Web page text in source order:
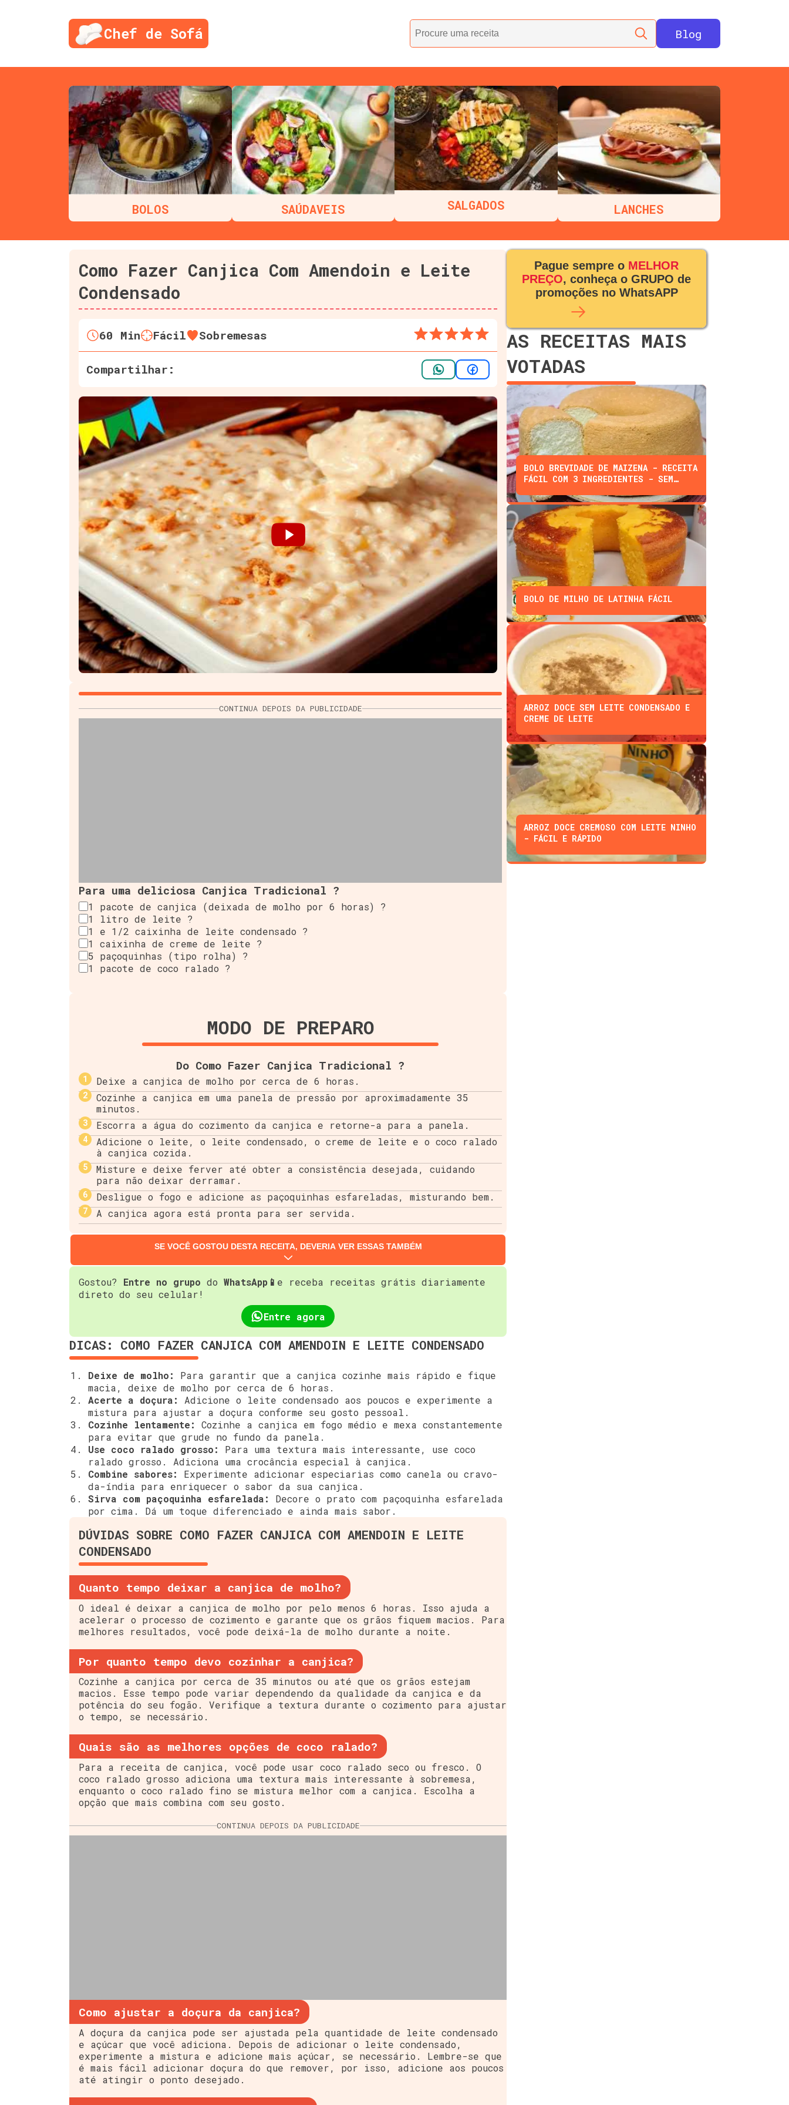
Chef de Sofá Blog
BOLOS SAÚDAVEIS SALGADOS LANCHES
Como Fazer Canjica Com Amendoin e Leite
Condensado
60 Min Fácil Sobremesas
Compartilhar:
CONTINUA DEPOIS DA PUBLICIDADE
Para uma deliciosa Canjica Tradicional ?
1 pacote de canjica (deixada de molho por 6 horas) ?
1 litro de leite ?
1 e 1/2 caixinha de leite condensado ?
1 caixinha de creme de leite ?
5 paçoquinhas (tipo rolha) ?
1 pacote de coco ralado ?
MODO DE PREPARO
Do Como Fazer Canjica Tradicional ?
Deixe a canjica de molho por cerca de 6 horas.
Cozinhe a canjica em uma panela de pressão por aproximadamente 35
minutos.
Escorra a água do cozimento da canjica e retorne-a para a panela.
Adicione o leite, o leite condensado, o creme de leite e o coco ralado
à canjica cozida.
Misture e deixe ferver até obter a consistência desejada, cuidando
para não deixar derramar.
Desligue o fogo e adicione as paçoquinhas esfareladas, misturando bem.
A canjica agora está pronta para ser servida.
SE VOCÊ GOSTOU DESTA RECEITA, DEVERIA VER ESSAS TAMBÉM
Gostou? Entre no grupo do WhatsApp📱 e receba receitas grátis diariamente
direto do seu celular!
Entre agora
DICAS: COMO FAZER CANJICA COM AMENDOIN E LEITE CONDENSADO
Deixe de molho:
Para garantir que a canjica cozinhe mais rápido e fique
macia, deixe de molho por cerca de 6 horas.
Acerte a doçura:
Adicione o leite condensado aos poucos e experimente a
mistura para ajustar a doçura conforme seu gosto pessoal.
Cozinhe lentamente:
Cozinhe a canjica em fogo médio e mexa constantemente
para evitar que grude no fundo da panela.
Use coco ralado grosso:
Para uma textura mais interessante, use coco
ralado grosso. Adiciona uma crocância especial à canjica.
Combine sabores:
Experimente adicionar especiarias como canela ou cravo-
da-índia para enriquecer o sabor da sua canjica.
Sirva com paçoquinha esfarelada:
Decore o prato com paçoquinha esfarelada
por cima. Dá um toque diferenciado e ainda mais sabor.
DÚVIDAS SOBRE COMO FAZER CANJICA COM AMENDOIN E LEITE
CONDENSADO
Quanto tempo deixar a canjica de molho?
O ideal é deixar a canjica de molho por pelo menos 6 horas. Isso ajuda a
acelerar o processo de cozimento e garante que os grãos fiquem macios. Para
melhores resultados, você pode deixá-la de molho durante a noite.
Por quanto tempo devo cozinhar a canjica?
Cozinhe a canjica por cerca de 35 minutos ou até que os grãos estejam
macios. Esse tempo pode variar dependendo da qualidade da canjica e da
potência do seu fogão. Verifique a textura durante o cozimento para ajustar
o tempo, se necessário.
Quais são as melhores opções de coco ralado?
Para a receita de canjica, você pode usar coco ralado seco ou fresco. O
coco ralado grosso adiciona uma textura mais interessante à sobremesa,
enquanto o coco ralado fino se mistura melhor com a canjica. Escolha a
opção que mais combina com seu gosto.
CONTINUA DEPOIS DA PUBLICIDADE
Como ajustar a doçura da canjica?
A doçura da canjica pode ser ajustada pela quantidade de leite condensado
e açúcar que você adiciona. Depois de adicionar o leite condensado,
experimente a mistura e adicione mais açúcar, se necessário. Lembre-se que
é mais fácil adicionar doçura do que remover, por isso, adicione aos poucos
até atingir o ponto desejado.
Pague sempre o MELHOR
PREÇO, conheça o GRUPO de
promoções no WhatsAPP
AS RECEITAS MAIS
VOTADAS
BOLO BREVIDADE DE MAIZENA - RECEITA
FÁCIL COM 3 INGREDIENTES - SEM
BOLO DE MILHO DE LATINHA FÁCIL
ARROZ DOCE SEM LEITE CONDENSADO E
CREME DE LEITE
ARROZ DOCE CREMOSO COM LEITE NINHO
- FÁCIL E RÁPIDO